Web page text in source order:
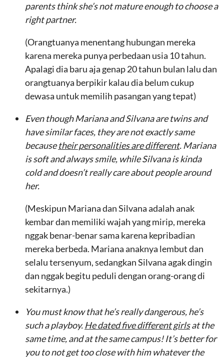
parents think she’s not mature enough to choose a
right partner.
(Orangtuanya menentang hubungan mereka
karena mereka punya perbedaan usia 10 tahun.
Apalagi dia baru aja genap 20 tahun bulan lalu dan
orangtuanya berpikir kalau dia belum cukup
dewasa untuk memilih pasangan yang tepat)
Even though Mariana and Silvana are twins and
have similar faces, they are not exactly same
becausetheir personalities are different. Mariana
is soft and always smile, while Silvana is kinda
cold and doesn’t really care about people around
her.
(Meskipun Mariana dan Silvana adalah anak
kembar dan memiliki wajah yang mirip, mereka
nggak benar-benar sama karena kepribadian
mereka berbeda. Mariana anaknya lembut dan
selalu tersenyum, sedangkan Silvana agak dingin
dan nggak begitu peduli dengan orang-orang di
sekitarnya.)
You must know that he’s really dangerous, he’s
such a playboy. He dated five different girlsat the
same time, and at the same campus! It’s better for
you to not get too close with him whatever the